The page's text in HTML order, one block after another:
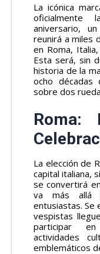
La icónica
oficialmente
aniversario,
reunirá a miles
en Roma,
Esta será, sin
historia de la
ocho décadas
sobre dos
Roma:
La elección de
capital italiana,
se convertirá
va más allá
entusiastas. Se
vespistas
participar
actividades
emblemáticos